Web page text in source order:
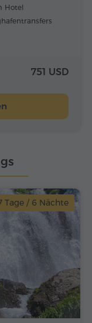
Hotel
751 USD
Tage / 6 Nächte